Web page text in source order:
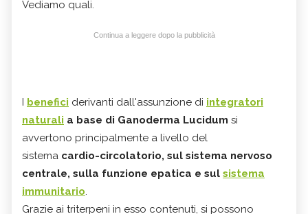
Vediamo quali.
Continua a leggere dopo la pubblicità
I benefici derivanti dall'assunzione di integratori
naturali a base di Ganoderma Lucidum si
avvertono principalmente a livello del
sistema cardio-circolatorio, sul sistema nervoso
centrale, sulla funzione epatica e sul sistema
immunitario.
Grazie ai triterpeni in esso contenuti, si possono